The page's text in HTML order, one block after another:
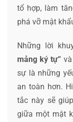
tổ hợp, làm
phá vỡ mật
Những lời
mảng ký tự” và
sự là những
an toàn hơn.
tắc này sẽ
giữa một mật